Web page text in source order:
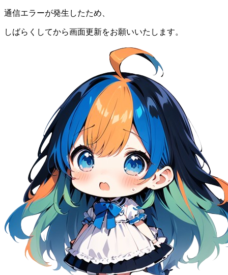
通信エラーが発生したため、
しばらくしてから画面更新をお願いいたします。